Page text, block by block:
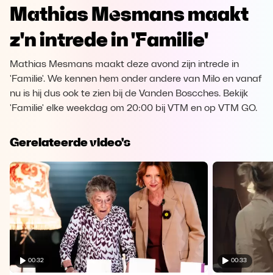
Microsoft Edge Download
Opera Download
Mathias Mesmans maakt
z'n intrede in 'Familie'
Mathias Mesmans maakt deze avond zijn intrede in
'Familie'. We kennen hem onder andere van Milo en vanaf
nu is hij dus ook te zien bij de Vanden Boscches. Bekijk
'Familie' elke weekdag om 20:00 bij VTM en op VTM GO.
Gerelateerde video's
00:32 00:33